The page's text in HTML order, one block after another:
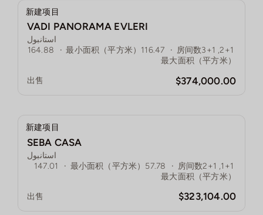
新建项目
VADI PANORAMA EVLERI
استانبول
2+1, 3+1
房间数
·
116.47
最小面积（平方米）
·
164.88
最大面积（平方米）
$374,000.00
出售
新建项目
SEBA CASA
استانبول
1+1, 2+1
房间数
·
57.78
最小面积（平方米）
·
147.01
最大面积（平方米）
$323,104.00
出售